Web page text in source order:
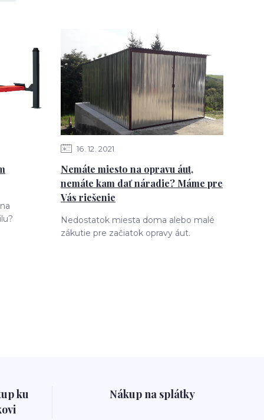
16 12 2021
Nemáte miesto na opravu áut,
nemáte kam dať náradie? Máme pre
Vás riešenie
Nedostatok miesta doma alebo malé
zákutie pre začiatok opravy áut.
ku
Nákup na splátky